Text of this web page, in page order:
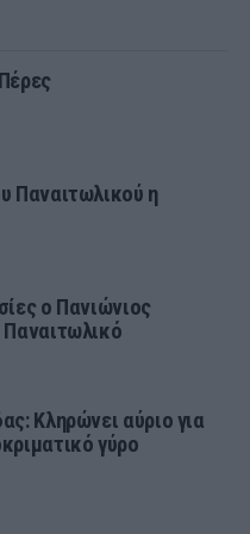
Παναιτωλικού η
ο Πανιώνιος
Παναιτωλικό
Κληρώνει αύριο για
γύρο